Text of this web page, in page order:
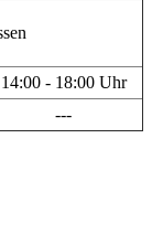
14:00 - 18:00 Uhr
---